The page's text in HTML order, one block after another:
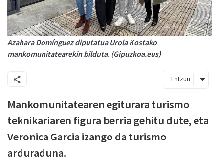
Azahara Domínguez diputatua Urola Kostako
mankomunitatearekin bilduta. (Gipuzkoa.eus)
Entzun
Mankomunitatearen egiturara turismo
teknikariaren figura berria gehitu dute, eta
Veronica Garcia izango da turismo
arduraduna.